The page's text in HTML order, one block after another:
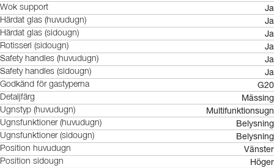
Wok support Ja
Härdat glas (huvudugn) Ja
Härdat glas (sidougn) Ja
Rotisseri (sidougn) Ja
Safety handles (huvudugn) Ja
Safety handles (sidougn) Ja
Godkänd för gastyperna G20
Detaljfärg Mässing
Ugnstyp (huvudugn) Multifunktionsugn
Ugnsfunktioner (huvudugn) Belysning
Ugnsfunktioner (sidougn) Belysning
Position huvudugn Vänster
Position sidougn Höger